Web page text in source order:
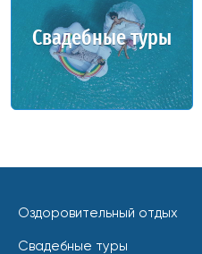
Свадебные туры
Оздоровительный отдых
Свадебные туры